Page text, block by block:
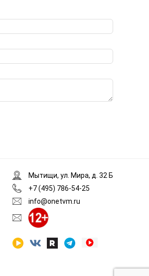
Мытищи, ул. Мира, д. 32 Б
+7 (495) 786-54-25
info@onetvm.ru